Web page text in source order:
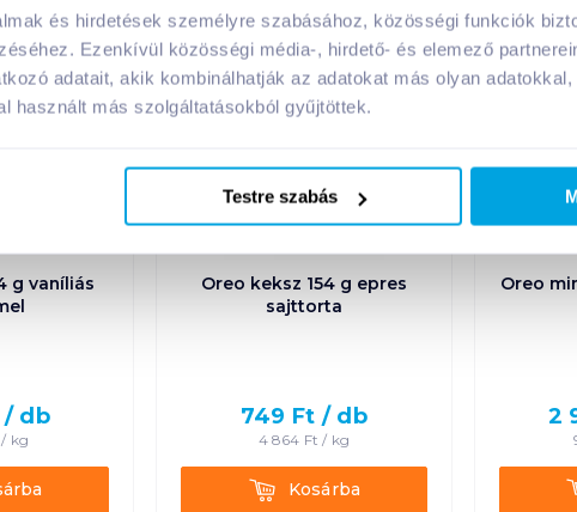
és hirdetések személyre szabásához, közösségi funkciók
Ezenkívül közösségi média-, hirdető- és elemező
adatait, akik kombinálhatják az adatokat más olyan
használt más szolgáltatásokból gyűjtöttek.
Testre szabás
g vaníliás
/ db
kg
Oreo keksz 154 g epres
sajttorta
749 Ft / db
4 864 Ft / kg
KosárbaKosárba
Oreo
2